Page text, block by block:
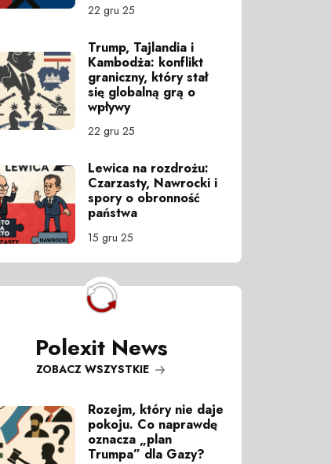
22 gru 25
Trump, Tajlandia i
Kambodża: konflikt
graniczny, który stał
się globalną grą o
wpływy
22 gru 25
Lewica na rozdrożu:
Czarzasty, Nawrocki i
spory o obronność
państwa
15 gru 25
Polexit News
ZOBACZ WSZYSTKIE
Rozejm, który nie daje
pokoju. Co naprawdę
oznacza „plan
Trumpa” dla Gazy?